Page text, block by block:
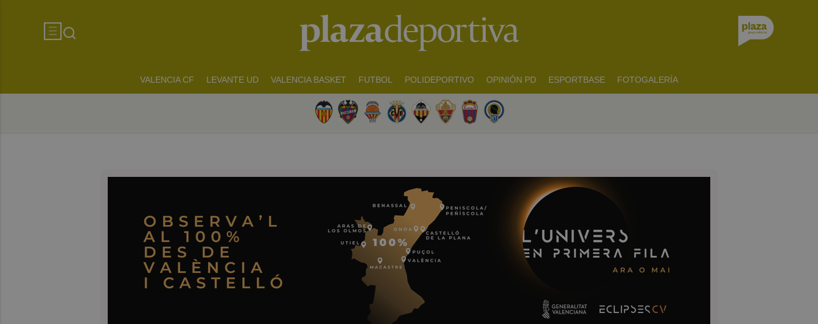
VALENCIA CF LEVANTE UD VALENCIA BASKET FUTBOL POLIDEPORTIVO OPINIÓN PD ESPORTBASE FOTOGALERÍA